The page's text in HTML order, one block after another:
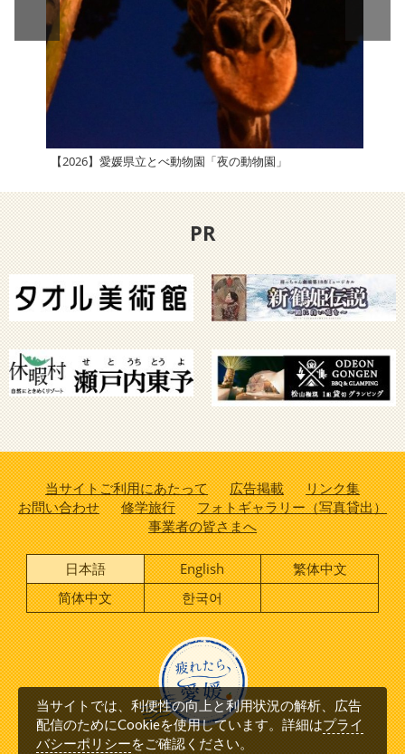
【2026】愛媛県立とべ動物園「夜の動物園」
PR
当サイトご利用にあたって 広告掲載
リンク集
お問い合わせ
修学旅行
フォトギャラリー（写真貸出）
事業者の皆さまへ
日本語 English
繁体中文
简体中文
한국어
当サイトでは、利便性の向上と利用状況の解析、広告
配信のためにCookieを使用しています。詳細はプライ
バシーポリシーをご確認ください。